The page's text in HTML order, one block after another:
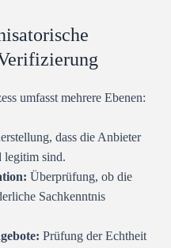
umfasst mehrere Ebenen:
dass die Anbieter
legitim sind.
Überprüfung, ob die
Sachkenntnis
Prüfung der Echtheit